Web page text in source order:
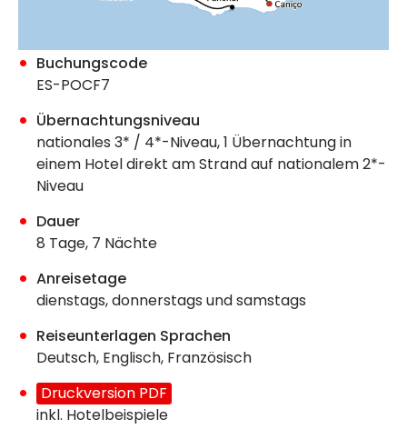
Buchungscode
ES-POCF7
Übernachtungsniveau
nationales 3* / 4*-Niveau, 1 Übernachtung in
einem Hotel direkt am Strand auf nationalem 2*-
Niveau
Dauer
8 Tage, 7 Nächte
Anreisetage
dienstags, donnerstags und samstags
Reiseunterlagen Sprachen
Deutsch, Englisch, Französisch
Druckversion PDF
inkl. Hotelbeispiele